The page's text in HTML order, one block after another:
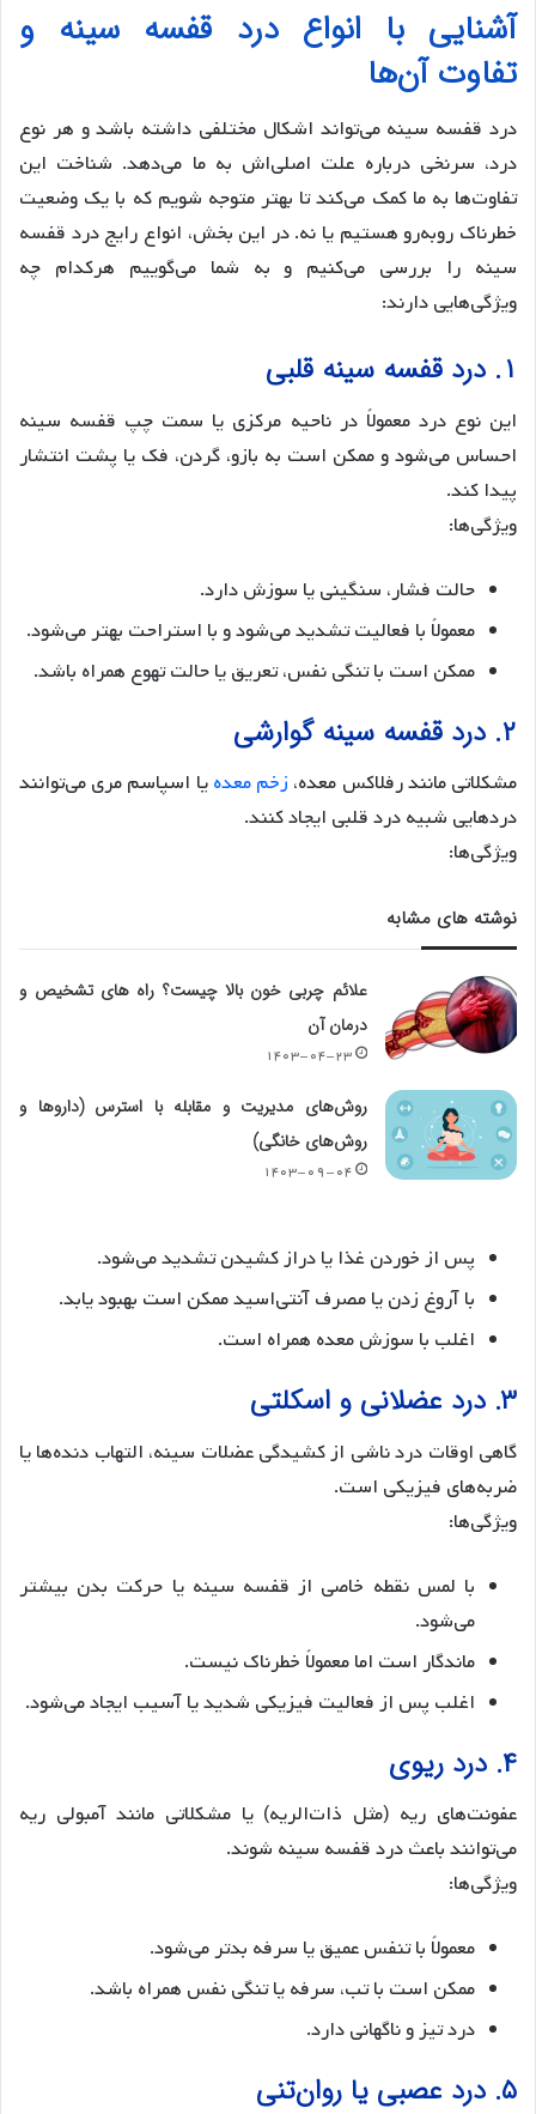
آشنایی با انواع درد قفسه سینه و
تفاوت آن‌ها
درد قفسه سینه می‌تواند اشکال مختلفی داشته باشد و هر نوع
درد، سرنخی درباره علت اصلی‌اش به ما می‌دهد. شناخت این
تفاوت‌ها به ما کمک می‌کند تا بهتر متوجه شویم که با یک وضعیت
خطرناک روبه‌رو هستیم یا نه. در این بخش، انواع رایج درد قفسه
سینه را بررسی می‌کنیم و به شما می‌گوییم هرکدام چه
ویژگی‌هایی دارند:
۱. درد قفسه سینه قلبی
این نوع درد معمولاً در ناحیه مرکزی یا سمت چپ قفسه سینه
احساس می‌شود و ممکن است به بازو، گردن، فک یا پشت انتشار
پیدا کند.
ویژگی‌ها:
حالت فشار، سنگینی یا سوزش دارد.
معمولاً با فعالیت تشدید می‌شود و با استراحت بهتر می‌شود.
ممکن است با تنگی نفس، تعریق یا حالت تهوع همراه باشد.
۲. درد قفسه سینه گوارشی
مشکلاتی مانند رفلاکس معده، زخم معدهیا اسپاسم مری می‌توانند
دردهایی شبیه درد قلبی ایجاد کنند.
ویژگی‌ها:
نوشته های مشابه
علائم چربی خون بالا چیست؟ راه های تشخیص و
درمان آن
۱۴۰۳-۰۴-۲۳
روش‌های مدیریت و مقابله با استرس (داروها و
روش‌های خانگی)
۱۴۰۳-۰۹-۰۴
پس از خوردن غذا یا دراز کشیدن تشدید می‌شود.
با آروغ زدن یا مصرف آنتی‌اسید ممکن است بهبود یابد.
اغلب با سوزش معده همراه است.
۳. درد عضلانی و اسکلتی
گاهی اوقات درد ناشی از کشیدگی عضلات سینه، التهاب دنده‌ها یا
ضربه‌های فیزیکی است.
ویژگی‌ها:
با لمس نقطه خاصی از قفسه سینه یا حرکت بدن بیشتر
می‌شود.
ماندگار است اما معمولاً خطرناک نیست.
اغلب پس از فعالیت فیزیکی شدید یا آسیب ایجاد می‌شود.
۴. درد ریوی
عفونت‌های ریه (مثل ذات‌الریه) یا مشکلاتی مانند آمبولی ریه
می‌توانند باعث درد قفسه سینه شوند.
ویژگی‌ها:
معمولاً با تنفس عمیق یا سرفه بدتر می‌شود.
ممکن است با تب، سرفه یا تنگی نفس همراه باشد.
درد تیز و ناگهانی دارد.
۵. درد عصبی یا روان‌تنی